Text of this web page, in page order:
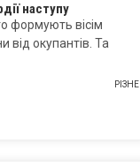
наступу
формують вісім
від окупантів. Та
РІЗНЕ